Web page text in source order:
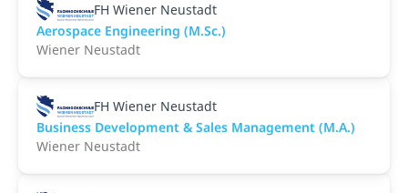
FH Wiener Neustadt
Aerospace Engineering (M.Sc.)
Wiener Neustadt
FH Wiener Neustadt
Business Development & Sales Management (M.A.)
Wiener Neustadt